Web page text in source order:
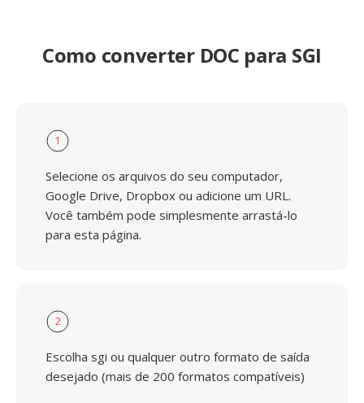
Como converter DOC para SGI
1
Selecione os arquivos do seu computador,
Google Drive, Dropbox ou adicione um URL.
Você também pode simplesmente arrastá-lo
para esta página.
2
Escolha sgi ou qualquer outro formato de saída
desejado (mais de 200 formatos compatíveis)